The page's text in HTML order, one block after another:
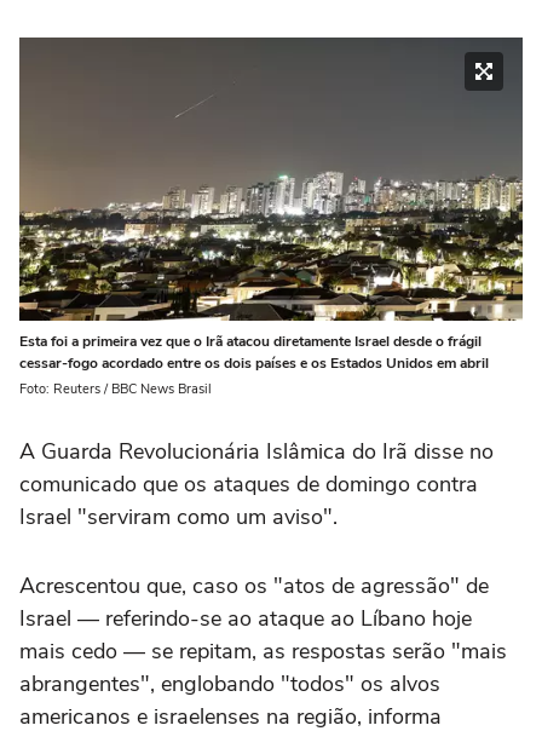
Esta foi a primeira vez que o Irã atacou diretamente Israel desde o frágil
cessar-fogo acordado entre os dois países e os Estados Unidos em abril
Foto: Reuters / BBC News Brasil
A Guarda Revolucionária Islâmica do Irã disse no
comunicado que os ataques de domingo contra
Israel "serviram como um aviso".
Acrescentou que, caso os "atos de agressão" de
Israel — referindo-se ao ataque ao Líbano hoje
mais cedo — se repitam, as respostas serão "mais
abrangentes", englobando "todos" os alvos
americanos e israelenses na região, informa